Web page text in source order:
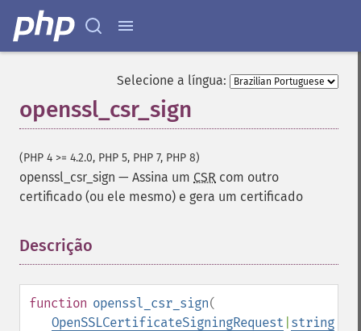
Selecione a língua:
openssl_csr_sign
(PHP 4 >= 4.2.0, PHP 5, PHP 7, PHP 8)
openssl_csr_sign — Assina um CSR com outro
certificado (ou ele mesmo) e gera um certificado
Descrição
function openssl_csr_sign(
OpenSSLCertificateSigningRequest string